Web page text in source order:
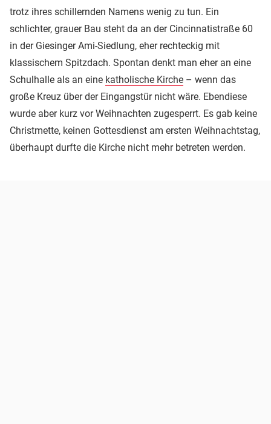
trotz ihres schillernden Namens wenig zu tun. Ein
schlichter, grauer Bau steht da an der Cincinnatistraße 60
in der Giesinger Ami-Siedlung, eher rechteckig mit
klassischem Spitzdach. Spontan denkt man eher an eine
Schulhalle als an eine katholische Kirche – wenn das
große Kreuz über der Eingangstür nicht wäre. Ebendiese
wurde aber kurz vor Weihnachten zugesperrt. Es gab keine
Christmette, keinen Gottesdienst am ersten Weihnachtstag,
überhaupt durfte die Kirche nicht mehr betreten werden.